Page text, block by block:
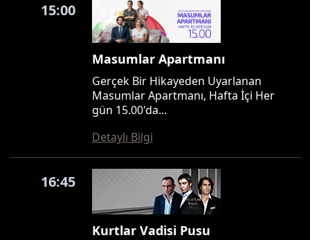
15:00
Masumlar Apartmanı
Gerçek Bir Hikayeden Uyarlanan
Masumlar Apartmanı, Hafta İçi Her
gün 15.00'da...
Detaylı Bilgi
16:45
Kurtlar Vadisi Pusu